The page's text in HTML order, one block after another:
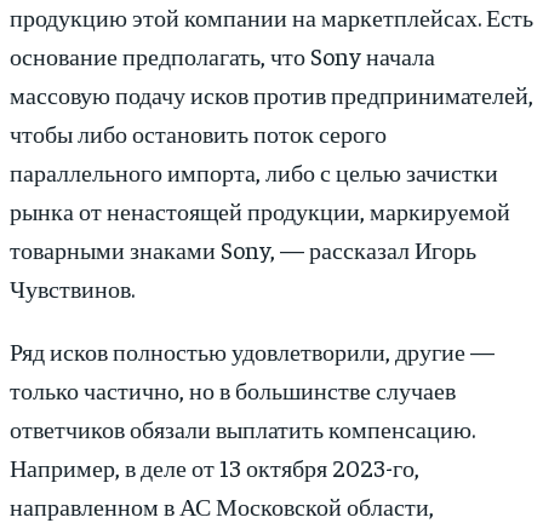
продукцию этой компании на маркетплейсах. Есть
основание предполагать, что Sony начала
массовую подачу исков против предпринимателей,
чтобы либо остановить поток серого
параллельного импорта, либо с целью зачистки
рынка от ненастоящей продукции, маркируемой
товарными знаками Sony, — рассказал Игорь
Чувствинов.
Ряд исков полностью удовлетворили, другие —
только частично, но в большинстве случаев
ответчиков обязали выплатить компенсацию.
Например, в деле от 13 октября 2023-го,
направленном в АС Московской области,